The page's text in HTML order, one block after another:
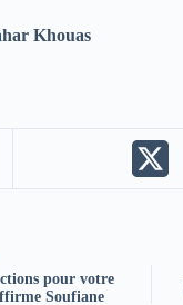
Khouas
pour votre
Soufiane